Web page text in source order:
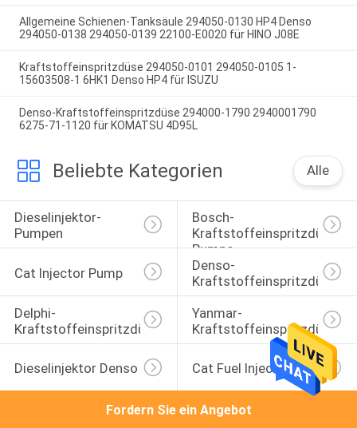
Allgemeine Schienen-Tanksäule 294050-0130 HP4 Denso
294050-0138 294050-0139 22100-E0020 für HINO J08E
Kraftstoffeinspritzdüse 294050-0101 294050-0105 1-
15603508-1 6HK1 Denso HP4 für ISUZU
Denso-Kraftstoffeinspritzdüse 294000-1790 2940001790
6275-71-1120 für KOMATSU 4D95L
Beliebte Kategorien Alle
Dieselinjektor-
Pumpen
Bosch-
Kraftstoffeinspritzdüse-
Pumpe
Cat Injector Pump
Denso-
Kraftstoffeinspritzdüse
Delphi-
Kraftstoffeinspritzdüse
Yanmar-
Kraftstoffeinspritzdüse
Dieselinjektor Denso Cat Fuel Injector
Fordern Sie ein Angebot